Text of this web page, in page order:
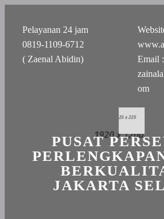
Pelayanan 24 jam
0819-1109-6712
( Zaenal Abidin)
Email :
om
PUSAT
JAKARTA